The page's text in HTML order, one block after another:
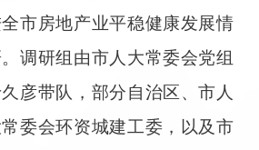
市房地产业平稳健康发展情
调研组由市人大常委会党组
彦带队，部分自治区、市人
委会环资城建工委，以及市